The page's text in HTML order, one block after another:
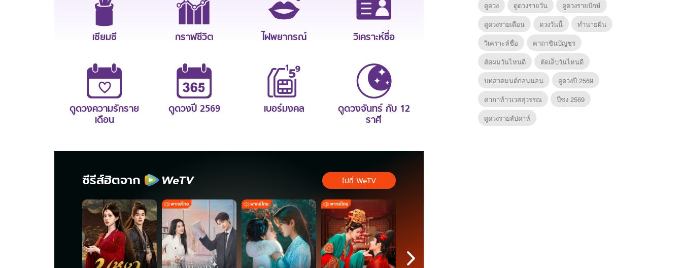
เซียมซี กราฟชีวิต ไฝพยากรณ์ วิเคราะห์ชื่อ
ดูดวงความรักราย
เดือน
ดูดวงปี 2569 เบอร์มงคล
ดูดวงจันทร์ กับ 12
ราศี
ซีรีส์ฮิตจาก ไปที่ WeTV
ดูดวง ดูดวงรายวัน
ดูดวงรายปักษ์
ดูดวงรายเดือน
ดวงวันนี้
ทํานายฝัน
วิเคราะห์ชื่อ
คาถาชินบัญชร
ตัดผมวันไหนดี
ตัดเล็บวันไหนดี
บทสวดมนต์ก่อนนอน
ดูดวงปี 2569
คาถาท้าวเวสสุวรรณ
ปีชง 2569
ดูดวงรายสัปดาห์